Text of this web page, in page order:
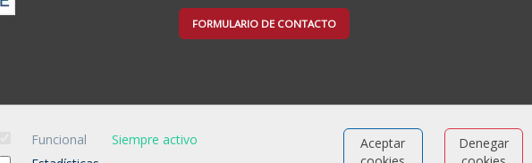
FORMULARIO DE CONTACTO
Funcional
Siempre activo
Aceptar
Denegar